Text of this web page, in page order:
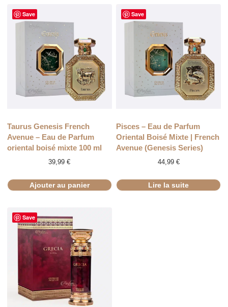
Save
Taurus Genesis French
Avenue – Eau de Parfum
oriental boisé mixte 100 ml
39,99€
Ajouter au panier
Save
RUPTURE
Pisces – Eau de Parfum
Oriental Boisé Mixte | French
Avenue (Genesis Series)
44,99 €
Lire la suite
Save